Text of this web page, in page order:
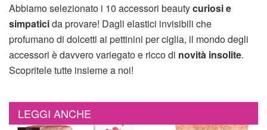
Abbiamo selezionato i 10 accessori beautycuriosi e
simpaticida provare! Dagli elastici invisibili che
profumano di dolcetti ai pettinini per ciglia, il mondo degli
accessori è davvero variegato e ricco di novità insolite.
Scopritele tutte insieme a noi!
LEGGI ANCHE